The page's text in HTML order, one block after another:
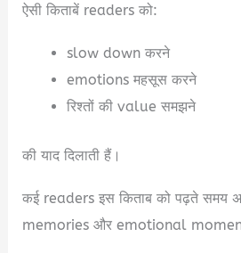
ऐसी किताबें readers को:
slow down करने
emotions महसूस करने
रिश्तों की value समझने
की याद दिलाती हैं।
कई readers इस किताब को पढ़ते समय
memories और emotional